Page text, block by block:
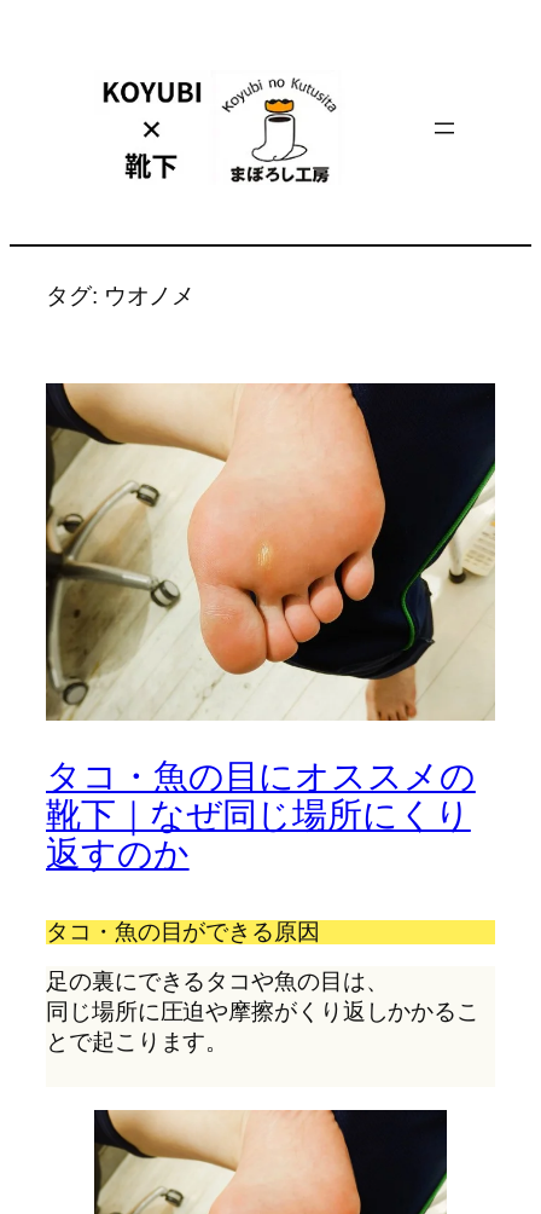
タグ: ウオノメ
タコ・魚の目にオススメの
靴下｜なぜ同じ場所にくり
返すのか
タコ・魚の目ができる原因
足の裏にできるタコや魚の目は、
同じ場所に圧迫や摩擦がくり返しかかるこ
とで起こります。